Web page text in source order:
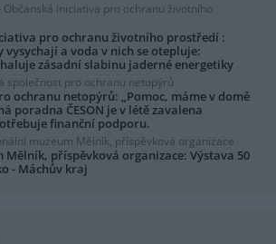
Občanská iniciativa pro ochranu životního
pro ochranu životního prostředí :
vysychají a voda v nich se otepluje:
zásadní slabinu jaderné energetiky
společnost pro ochranu netopýrů
ochranu netopýrů: „Pomoc, máme v domě
poradna ČESON je v létě zavalena
finanční podporu.
muzeum Mělník, příspěvková organizace
Mělník, příspěvková organizace: Výstava 50
- Máchův kraj